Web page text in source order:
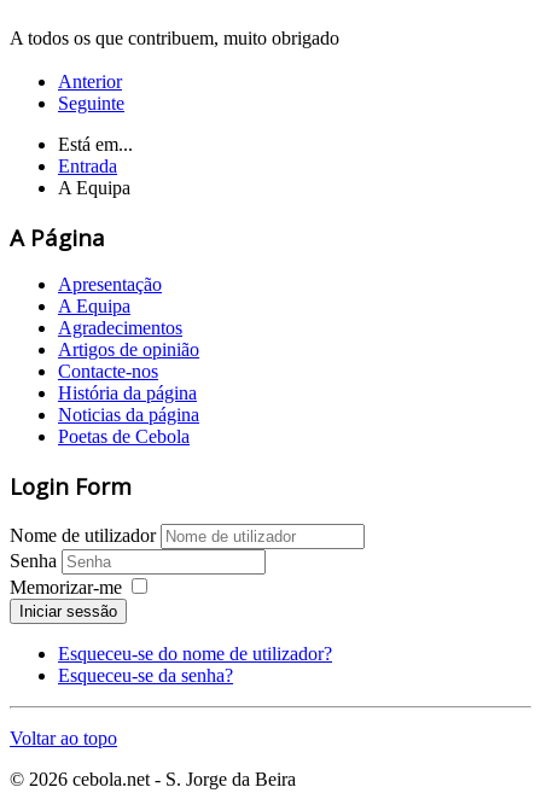
A todos os que contribuem, muito obrigado
Anterior
Seguinte
Está em...
Entrada
A Equipa
A Página
Apresentação
A Equipa
Agradecimentos
Artigos de opinião
Contacte-nos
História da página
Noticias da página
Poetas de Cebola
Login Form
Nome de utilizador
Senha
Memorizar-me
Iniciar sessão
Esqueceu-se do nome de utilizador?
Esqueceu-se da senha?
Voltar ao topo
© 2026 cebola.net - S. Jorge da Beira